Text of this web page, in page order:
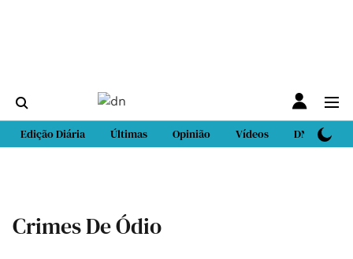
Edição Diária Últimas Opinião Vídeos DN Sport
Crimes De Ódio